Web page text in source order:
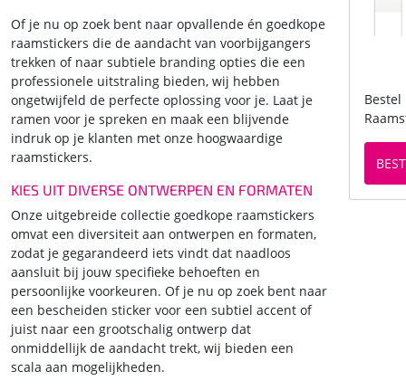
Of je nu op zoek bent naar opvallende én goedkope
raamstickers die de aandacht van voorbijgangers
trekken of naar subtiele branding opties die een
professionele uitstraling bieden, wij hebben
ongetwijfeld de perfecte oplossing voor je. Laat je
ramen voor je spreken en maak een blijvende
indruk op je klanten met onze hoogwaardige
raamstickers.
KIES UIT DIVERSE ONTWERPEN EN FORMATEN
Onze uitgebreide collectie goedkope raamstickers
omvat een diversiteit aan ontwerpen en formaten,
zodat je gegarandeerd iets vindt dat naadloos
aansluit bij jouw specifieke behoeften en
persoonlijke voorkeuren. Of je nu op zoek bent naar
een bescheiden sticker voor een subtiel accent of
juist naar een grootschalig ontwerp dat
onmiddellijk de aandacht trekt, wij bieden een
scala aan mogelijkheden.